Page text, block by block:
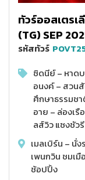
ทัวร์ออสเตร
(TG) SEP
รหัสทัวร์
ซิดนีย์ – หาดบ
อนงค์ – สวน
ศึกษาธรรมชา
อาย – ล่องเ
ลส์วิว แซงชัวรี
เมลเบิร์น – นั่
เพนกวิน ชมเ
ช้อปปิ้ง